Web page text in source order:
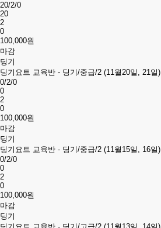
20/2/0
20
2
0
100,000원
마감
딩기
딩기요트 교육반 - 딩기/중급/2 (11월20일, 21일)
0/2/0
0
2
0
100,000원
마감
딩기
딩기요트 교육반 - 딩기/중급/2 (11월15일, 16일)
0/2/0
0
2
0
100,000원
마감
딩기